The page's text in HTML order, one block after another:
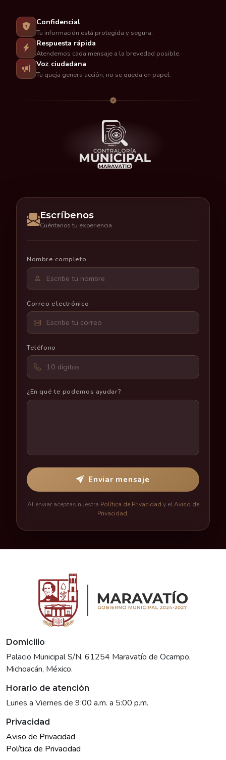
Confidencial
Tu información está protegida y segura.
Respuesta rápida
Atendemos cada mensaje a la brevedad posible.
Voz ciudadana
Tu queja genera acción, no se queda en papel.
Escríbenos
Cuéntanos tu experiencia
Nombre completo
Correo electrónico
Teléfono
¿En qué te podemos ayudar?
Enviar mensaje
Al enviar aceptas nuestra Política de Privacidad y elAviso de
Privacidad.
Domicilio
Palacio Municipal S/N, 61254 Maravatío de Ocampo,
Michoacán, México.
Horario de atención
Lunes a Viernes de 9:00 a.m. a 5:00 p.m.
Privacidad
Aviso de Privacidad
Política de Privacidad